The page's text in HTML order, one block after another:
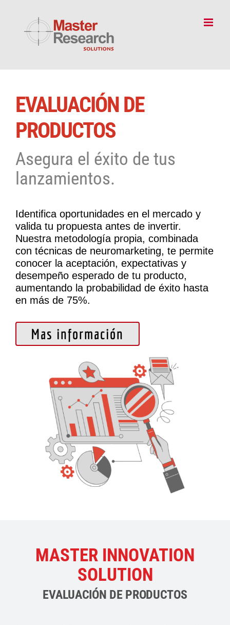
content
EVALUACIÓN DE
PRODUCTOS
Asegura el éxito de tus
lanzamientos.
Identifica oportunidades en el mercado y
valida tu propuesta antes de invertir.
Nuestra metodología propia, combinada
con técnicas de neuromarketing, te permite
conocer la aceptación, expectativas y
desempeño esperado de tu producto,
aumentando la probabilidad de éxito hasta
en más de 75%.
Mas información
MASTER INNOVATION
SOLUTION
EVALUACIÓN DE PRODUCTOS